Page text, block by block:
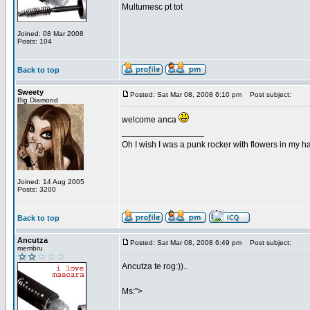
Joined: 08 Mar 2008
Posts: 104
Multumesc pt tot
Back to top
Sweety
Big Diamond
Joined: 14 Aug 2005
Posts: 3200
Posted: Sat Mar 08, 2008 6:10 pm Post subject:
welcome anca
Oh I wish I was a punk rocker with flowers in my
Back to top
Ancutza
membru
Posted: Sat Mar 08, 2008 6:49 pm Post subject:
Ancutza te rog:))..
Ms:">